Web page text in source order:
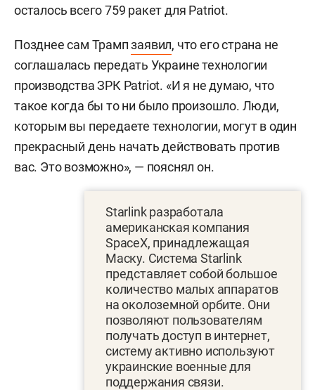
осталось всего 759 ракет для Patriot.
Позднее сам Трампзаявил, что его страна не
соглашалась передать Украине технологии
производства ЗРК Patriot. «И я не думаю, что
такое когда бы то ни было произошло. Люди,
которым вы передаете технологии, могут в один
прекрасный день начать действовать против
вас. Это возможно», — пояснял он.
Starlink разработала
американская компания
SpaceX, принадлежащая
Маску. Система Starlink
представляет собой большое
количество малых аппаратов
на околоземной орбите. Они
позволяют пользователям
получать доступ в интернет,
систему активно используют
украинские военные для
поддержания связи.